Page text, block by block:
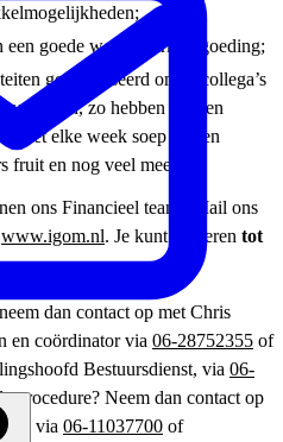
goede woon-werkvergoeding;
georganiseerd om je collega’s
zo hebben we een
met elke week soep en een
fruit en nog veel meer.
ons Financieel team? Mail ons
www.igom.nl. Je kunt reageren tot
dan contact op met Chris
en coördinator via 06-28752355 of
Bestuursdienst, via 06-
procedure? Neem dan contact op
via 06-11037700 of